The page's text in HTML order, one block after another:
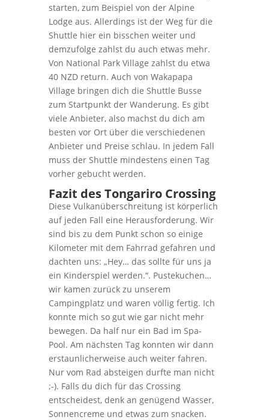
starten, zum Beispiel von der Alpine
Lodge aus. Allerdings ist der Weg für die
Shuttle hier ein bisschen weiter und
demzufolge zahlst du auch etwas mehr.
Von National Park Village zahlst du etwa
40 NZD return. Auch von Wakapapa
Village bringen dich die Shuttle Busse
zum Startpunkt der Wanderung. Es gibt
viele Anbieter, also machst du dich am
besten vor Ort über die verschiedenen
Anbieter und Preise schlau. In jedem Fall
muss der Shuttle mindestens einen Tag
vorher gebucht werden.
Fazit des Tongariro Crossing
Diese Vulkanüberschreitung ist körperlich
auf jeden Fall eine Herausforderung. Wir
sind bis zu dem Punkt schon so einige
Kilometer mit dem Fahrrad gefahren und
dachten uns: „Hey… das sollte für uns ja
ein Kinderspiel werden.“. Pustekuchen…
wir kamen zurück zu unserem
Campingplatz und waren völlig fertig. Ich
konnte mich so gut wie gar nicht mehr
bewegen. Da half nur ein Bad im Spa-
Pool. Am nächsten Tag konnten wir dann
erstaunlicherweise auch weiter fahren.
Nur vom Rad absteigen durfte man nicht
;-). Falls du dich für das Crossing
entscheidest, denk an genügend Wasser,
Sonnencreme und etwas zum snacken.